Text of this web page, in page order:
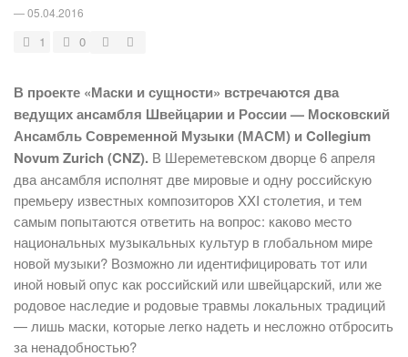
—05.04.2016
1 0
В проекте «Маски и сущности» встречаются два
ведущих ансамбля Швейцарии и России — Московский
Ансамбль Современной Музыки (МАСМ) и Collegium
Novum Zurich (CNZ). В Шереметевском дворце 6 апреля
два ансамбля исполнят две мировые и одну российскую
премьеру известных композиторов XXI столетия, и тем
самым попытаются ответить на вопрос: каково место
национальных музыкальных культур в глобальном мире
новой музыки? Возможно ли идентифицировать тот или
иной новый опус как российский или швейцарский, или же
родовое наследие и родовые травмы локальных традиций
— лишь маски, которые легко надеть и несложно отбросить
за ненадобностью?